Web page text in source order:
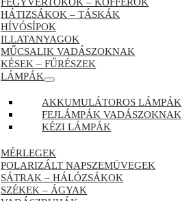
HÁTIZSÁKOK – TÁSKÁK
HÍVÓSÍPOK
ILLATANYAGOK
MŰCSALIK VADÁSZOKNAK
KÉSEK – FŰRÉSZEK
LÁMPÁK
AKKUMULÁTOROS LÁMPÁK
FEJLÁMPÁK VADÁSZOKNAK
KÉZI LÁMPÁK
MÉRLEGEK
POLARIZÁLT NAPSZEMÜVEGEK
SÁTRAK – HÁLÓZSÁKOK
SZÉKEK – ÁGYAK